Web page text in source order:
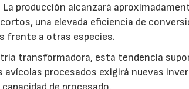
La producción alcanzará
una elevada eficiencia de
frente a otras especies.
transformadora, esta tendencia
avícolas procesados exigirá nuevas